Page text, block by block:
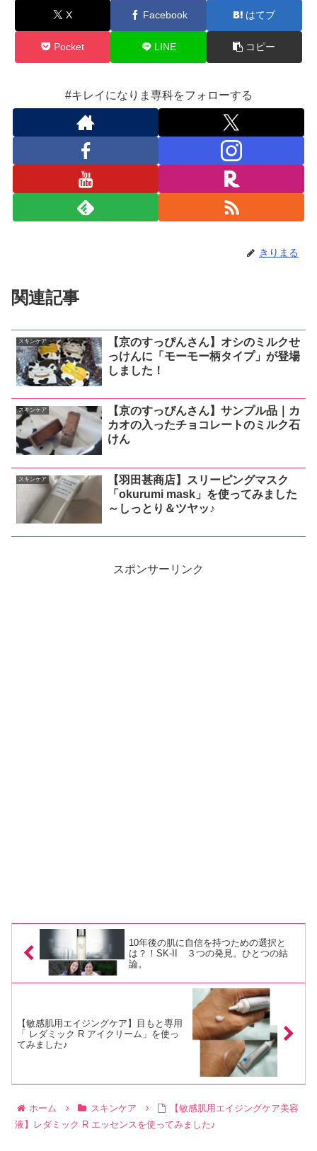
X Facebook はてブ
Pocket LINE コピー
#キレイになりま専科をフォローする
きりまる
関連記事
スキンケア
【京のすっぴんさん】オシのミルクせ
っけんに「モーモー柄タイプ」が登場
しました！
スキンケア
【京のすっぴんさん】サンプル品｜カ
カオの入ったチョコレートのミルク石
けん
スキンケア
【羽田甚商店】スリーピングマスク
「okurumi mask」を使ってみました
～しっとり＆ツヤッ♪
スポンサーリンク
10年後の肌に自信を持つための選択と
は？！SK-II ３つの発見。ひとつの結
論。
【敏感肌用エイジングケア】目もと専用
「 レダミック R アイクリーム」を使っ
てみました♪
ホーム スキンケア
【敏感肌用エイジングケア美容
液】レダミック R エッセンスを使ってみました♪